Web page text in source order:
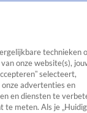
Algemeen
Tip
technieken
onze website(s),
selecteert,
advertenties en
en diensten te
te meten. Als je